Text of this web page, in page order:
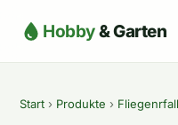
Hobby& Garten
Start › Produkte ›